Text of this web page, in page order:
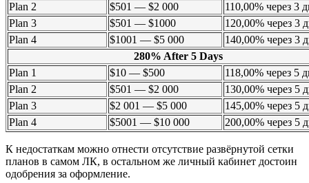
Plan 2
$501 — $2 000
110,00% через 3
Plan 3
$501 — $1000
120,00% через 3
Plan 4
$1001 — $5 000
140,00% через 3
280% After 5 Days
Plan 1
$10 — $500
118,00% через 5
Plan 2
$501 — $2 000
130,00% через 5
Plan 3
$2 001 — $5 000
145,00% через 5
Plan 4
$5001 — $10 000 200,00% через 5
К недостаткам можно отнести отсутствие развёрнутой сетки
планов в самом ЛК, в остальном же личный кабинет достоин
одобрения за оформление.